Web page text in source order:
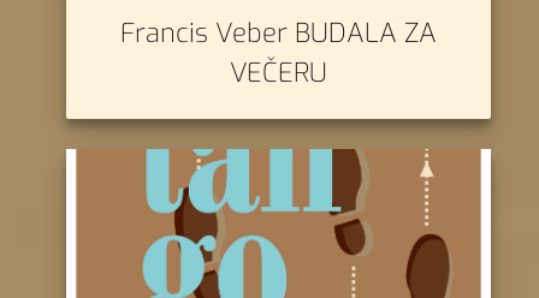
Francis Veber BUDALA ZA
VEČERU